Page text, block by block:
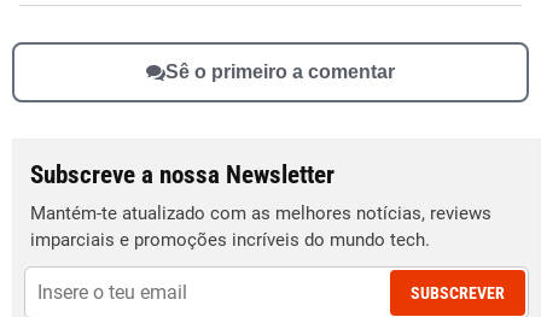
Sê o primeiro a comentar
Subscreve a nossa Newsletter
Mantém-te atualizado com as melhores notícias, reviews
imparciais e promoções incríveis do mundo tech.
SUBSCREVER